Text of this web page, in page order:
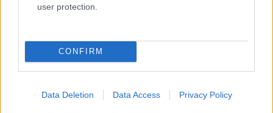
user protection.
CONFIRM
Data Deletion Data Access Privacy Policy
Výhodou je, že schody možno v záhrade v
môžeme umiestniť pri oporných múroch terás
na prekonávanie výškových rozdielov.
Betónové schody